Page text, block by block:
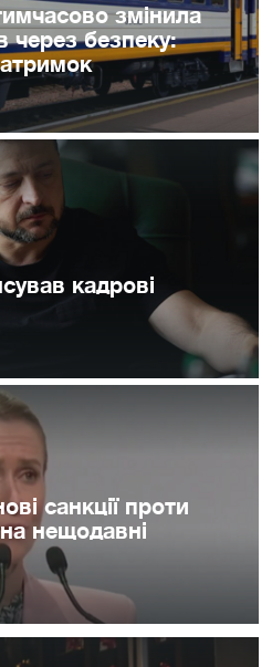
змінила
через безпеку:
кадрові
санкції проти
на нещодавні